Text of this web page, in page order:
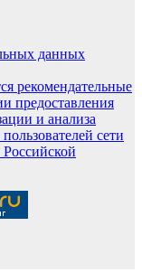
данных
рекомендательные
предоставления
и анализа
сети